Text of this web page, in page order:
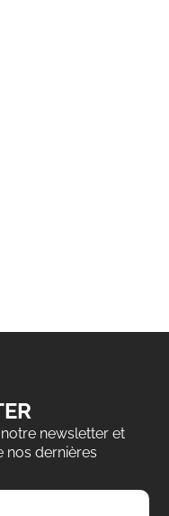
newsletter et
nos dernières